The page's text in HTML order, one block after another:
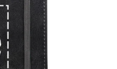
»